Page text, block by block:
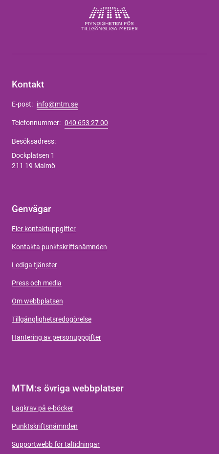
Kontakt
E-post: info@mtm.se
Telefonnummer: 040 653 27 00
Besöksadress:
Dockplatsen 1
211 19 Malmö
Genvägar
Fler kontaktuppgifter
Kontakta punktskriftsnämnden
Lediga tjänster
Press och media
Om webbplatsen
Tillgänglighetsredogörelse
Hantering av personuppgifter
MTM:s övriga webbplatser
Lagkrav på e-böcker
Punktskriftsnämnden
Supportwebb för taltidningar